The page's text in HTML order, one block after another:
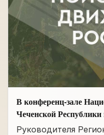
В конференц-зале
Чеченской
прошло заседание
Руководителя